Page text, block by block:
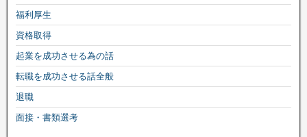
福利厚生
資格取得
起業を成功させる為の話
転職を成功させる話全般
退職
面接・書類選考